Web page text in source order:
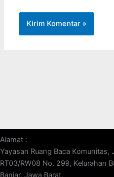
Alamat :
Yayasan Ruang Baca Komunitas,
RT03/RW08 No. 299, Kelurahan
Banjar, Jawa Barat.